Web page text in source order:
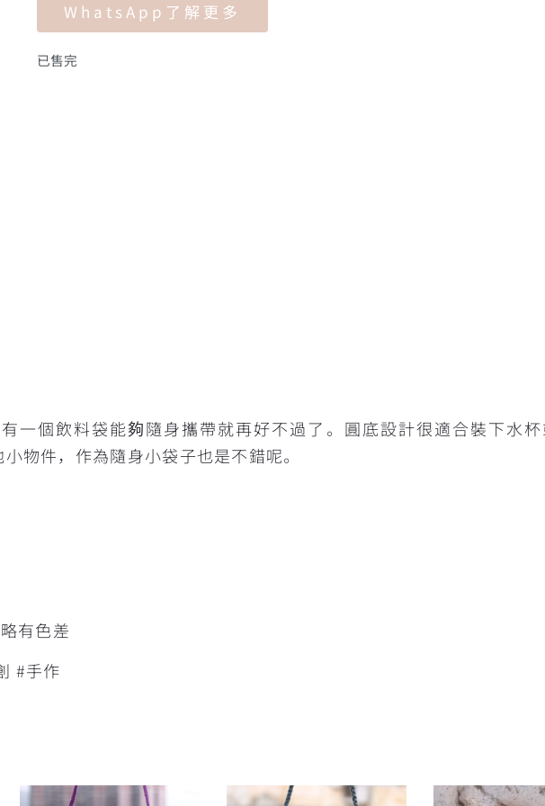
WhatsApp了解更多
已售完
一個飲料袋能夠隨身攜帶就再好不過了。圓底設計很適合裝下水
物件，作為隨身小袋子也是不錯呢。
有色差
#手作